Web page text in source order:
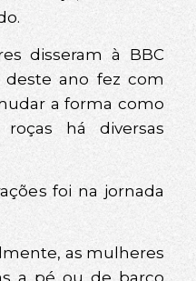
disseram à BBC
deste ano fez com
a forma como
há diversas
foi na jornada
as mulheres
a pé ou de barco